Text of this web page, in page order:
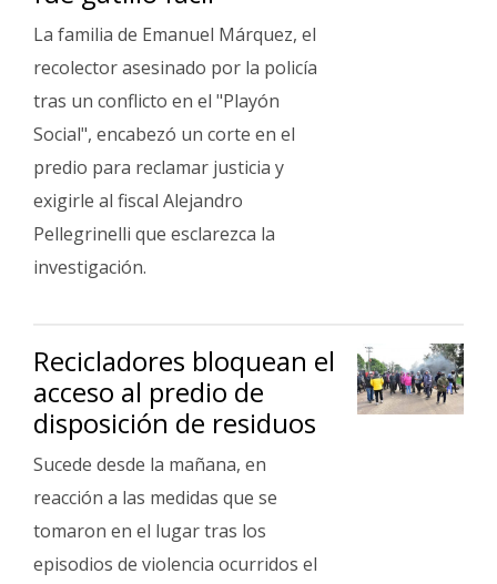
La familia de Emanuel Márquez, el
recolector asesinado por la policía
tras un conflicto en el "Playón
Social", encabezó un corte en el
predio para reclamar justicia y
exigirle al fiscal Alejandro
Pellegrinelli que esclarezca la
investigación.
Recicladores bloquean el
acceso al predio de
disposición de residuos
Sucede desde la mañana, en
reacción a las medidas que se
tomaron en el lugar tras los
episodios de violencia ocurridos el